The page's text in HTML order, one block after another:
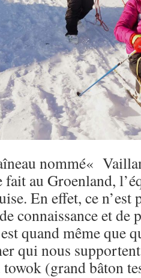
nommé«
fait au Groenland,
En effet, ce n’est
connaissance et de
quand même que
qui nous
towok (grand bâton